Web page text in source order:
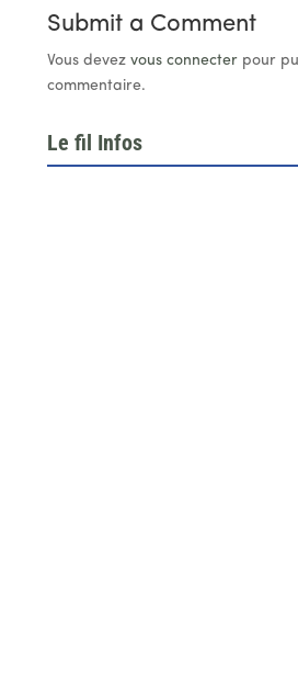
Submit a Comment
Vous devez vous connecterpour
commentaire.
Le fil Infos